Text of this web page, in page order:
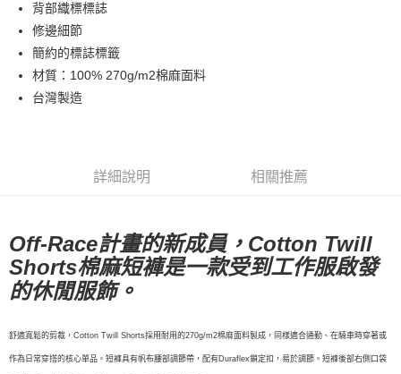
付款後全家取貨
每筆NT$80，滿NT$10,000(含以上)免運費
7-11店到店
每筆NT$80，滿NT$10,000(含以上)免運費
背部織標標誌
修邊細節
簡約的標誌標籤
材質：100% 270g/m2棉麻面料
台灣製造
詳細說明 相關推薦
Off-Race計畫的新成員，Cotton Twill
Shorts棉麻短褲是一款受到工作服啟發
的休閒服飾。
舒適寬鬆的剪裁，Cotton Twill Shorts採用耐用的270g/m2棉麻面料製成，同樣適合通勤、在騎車時穿著或
作為日常穿搭的核心單品。短褲具有帆布腰部調節帶，配有Duraflex鎖定扣，易於調節。短褲後部右側口袋